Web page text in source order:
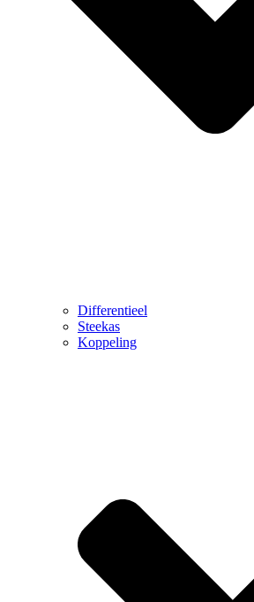
Differentieel
Steekas
Koppeling